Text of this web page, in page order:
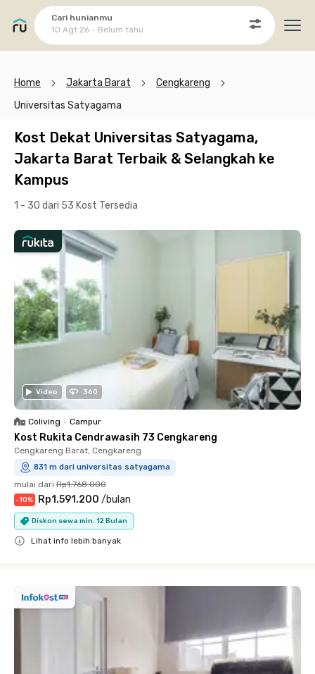
Cari hunianmu
10 Agt 26 - Belum tahu
Home Jakarta Barat
Cengkareng
Universitas Satyagama
Kost Dekat Universitas Satyagama,
Jakarta Barat Terbaik & Selangkah ke
Kampus
1 - 30 dari 53 Kost Tersedia
Video 360
Coliving • Campur
Kost Rukita Cendrawasih 73 Cengkareng
Cengkareng Barat, Cengkareng
831 m dari universitas satyagama
mulai dari Rp1.768.000
-10% Rp1.591.200 /bulan
Diskon sewa min. 12 Bulan
Lihat info lebih banyak